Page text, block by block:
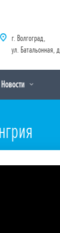
г. Волгоград,
ул. Батальонная,
Новости